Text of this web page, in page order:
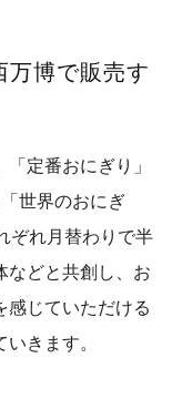
博で販売す
定番おにぎり」
世界のおにぎ
ぞれ月替わりで半
などと共創し、お
感じていただける
きます。